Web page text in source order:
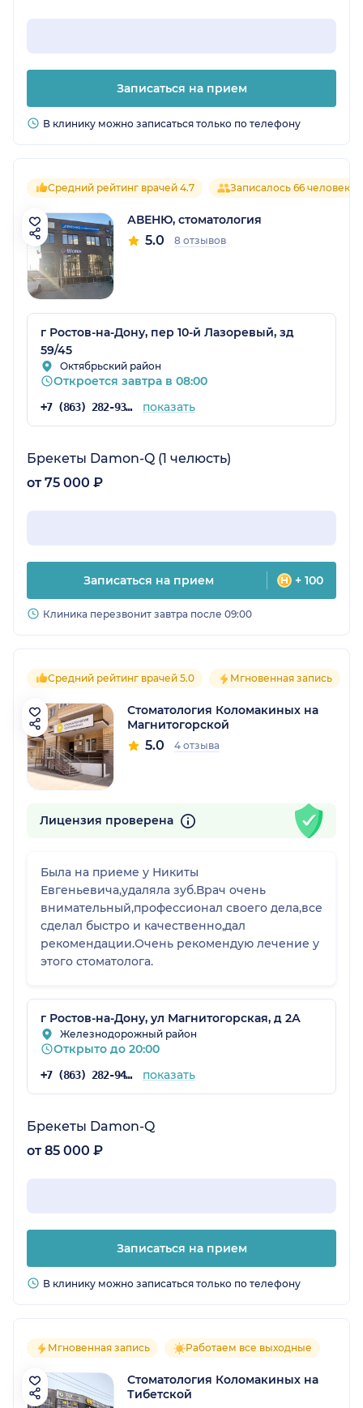
Записаться на прием
В клинику можно записаться только по телефону
Средний рейтинг врачей 4.7 Записалось 66 человек
АВЕНЮ, стоматология
5.0 8 отзывов
г Ростов-на-Дону, пер 10-й Лазоревый, зд
59/45
Октябрьский район
Откроется завтра в 08:00
+7 (863) 282-93-90 показать
Брекеты Damon-Q (1 челюсть)
от 75 000 ₽
Записаться на прием + 100
Клиника перезвонит завтра после 09:00
Средний рейтинг врачей 5.0 Мгновенная запись
Стоматология Коломакиных на
Магнитогорской
5.0 4 отзыва
Лицензия проверена
Была на приеме у Никиты
Евгеньевича,удаляла зуб.Врач очень
внимательный,профессионал своего дела,все
сделал быстро и качественно,дал
рекомендации.Очень рекомендую лечение у
этого стоматолога.
г Ростов-на-Дону, ул Магнитогорская, д 2А
Железнодорожный район
Открыто до 20:00
+7 (863) 282-94-28 показать
Брекеты Damon-Q
от 85 000 ₽
Записаться на прием
В клинику можно записаться только по телефону
Мгновенная запись Работаем все выходные
Стоматология Коломакиных на
Тибетской